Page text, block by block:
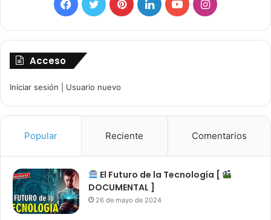
Facebook
TwitterPinterestLinkedInYouTubeInstagram
Acceso
Iniciar sesión Usuario nuevo
Popular Reciente Comentarios
El Futuro de la Tecnología [
DOCUMENTAL ]
26 de mayo de 2024